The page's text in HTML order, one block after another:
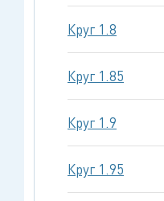
Круг 1.8
Круг 1.85
Круг 1.9
Круг 1.95